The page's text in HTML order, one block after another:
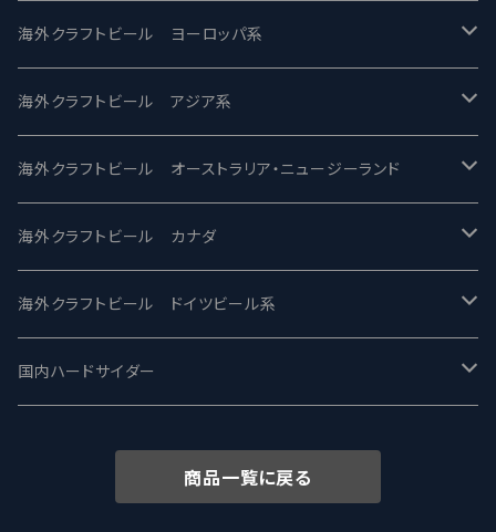
バテレ -VERTERE
2nd Story Ale Works -セカンドストーリー
ビアへるん - Beer Hearn
忽布古丹醸造 - HOP KOTAN
ワイマーケットブルーイング Y.Market Brewing
志賀高原ビール - SIGAKOGEN
箕面ビール - MINOH BEER
Modern Times モダンタイムズ
Maui マウイ
Toppling Goliath トップリンゴライアス
Fair State フェアステイト
Lagunitas ラグニタス
FirestoneWalker ファイアストーン
Mikkeller ミッケラー
海外クラフトビール ヨーロッパ系
UnBarred -アンバード
SAIREN /サイレン
ワイルドチャイルド - Wilde Child
BrewDog Brewery - ブリュードッグ
The Flying Inn / ザ フライイング イン
Lambiek Fabriek - ファブリーク
海外クラフトビール アジア系
gweilo-鬼佬 グウァイロ
Heart Of Darkness - ハートオブダークネス
Carbon brews -カーボン
TAIHU - タイフー
Behemoth - ベヒーモス
海外クラフトビール オーストラリア・ニュージーランド
ROCKY RIDGE - ロッキーリッジ
BODRIGGY BREWING ボッドリッジー
CO-CONSPIRATORS コ・コンスピレーターズ
Deep Creek Brewing Co.
海外クラフトビール カナダ
Jackie O's ジャッキーオーズ
Westbrook ウェストブルック
Strathcona ストラスコナ
海外クラフトビール ドイツビール系
Karmeliten カーメリテン
Früh フリュー
国内ハードサイダー
商品一覧に戻る